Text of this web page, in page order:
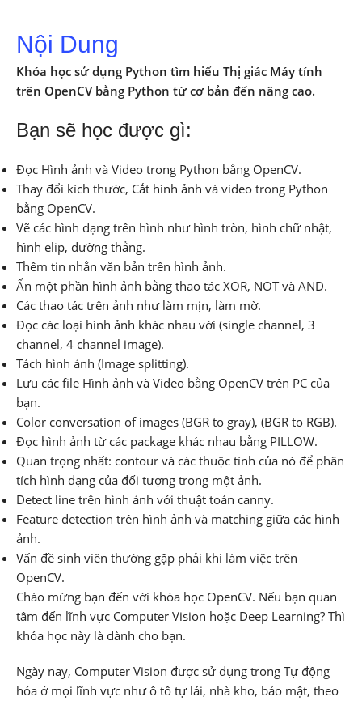
Nội Dung
Khóa học sử dụng Python tìm hiểu Thị giác Máy tính
trên OpenCV bằng Python từ cơ bản đến nâng cao.
Bạn sẽ học được gì:
Đọc Hình ảnh và Video trong Python bằng OpenCV.
Thay đổi kích thước, Cắt hình ảnh và video trong Python
bằng OpenCV.
Vẽ các hình dạng trên hình như hình tròn, hình chữ nhật,
hình elip, đường thẳng.
Thêm tin nhắn văn bản trên hình ảnh.
Ẩn một phần hình ảnh bằng thao tác XOR, NOT và AND.
Các thao tác trên ảnh như làm mịn, làm mờ.
Đọc các loại hình ảnh khác nhau với (single channel, 3
channel, 4 channel image).
Tách hình ảnh (Image splitting).
Lưu các file Hình ảnh và Video bằng OpenCV trên PC của
bạn.
Color conversation of images (BGR to gray), (BGR to RGB).
Đọc hình ảnh từ các package khác nhau bằng PILLOW.
Quan trọng nhất: contour và các thuộc tính của nó để phân
tích hình dạng của đối tượng trong một ảnh.
Detect line trên hình ảnh với thuật toán canny.
Feature detection trên hình ảnh và matching giữa các hình
ảnh.
Vấn đề sinh viên thường gặp phải khi làm việc trên
OpenCV.
Chào mừng bạn đến với khóa học OpenCV. Nếu bạn quan
tâm đến lĩnh vực Computer Vision hoặc Deep Learning? Thì
khóa học này là dành cho bạn.
Ngày nay, Computer Vision được sử dụng trong Tự động
hóa ở mọi lĩnh vực như ô tô tự lái, nhà kho, bảo mật, theo